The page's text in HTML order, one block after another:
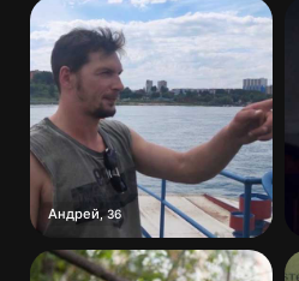
Андрей ,36